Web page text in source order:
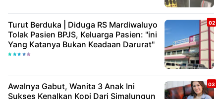
Turut Berduka | Diduga RS Mardiwaluyo
Tolak Pasien BPJS, Keluarga Pasien: "ini
Yang Katanya Bukan Keadaan Darurat"
Awalnya Gabut, Wanita 3 Anak Ini
Sukses Kenalkan Kopi Dari Simalungun